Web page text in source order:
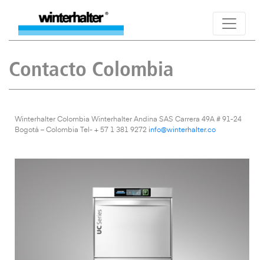
Contacto Colombia
Winterhalter Colombia Winterhalter Andina SAS Carrera 49A # 91-24
Bogotá – Colombia Tel- + 57 1 381 9272 info@winterhalter.co